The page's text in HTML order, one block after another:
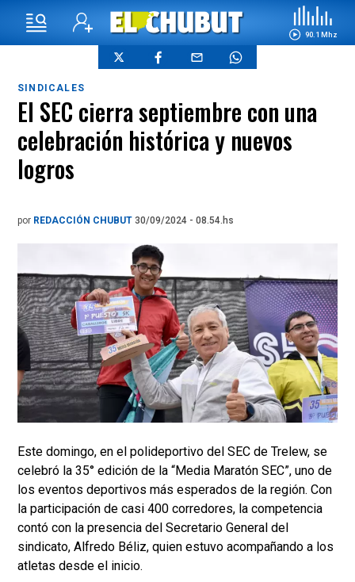
90.1 Mhz
SINDICALES
El SEC cierra septiembre con una
celebración histórica y nuevos
logros
por REDACCIÓN CHUBUT 30/09/2024 - 08.54.hs
Este domingo, en el polideportivo del SEC de Trelew, se
celebró la 35° edición de la “Media Maratón SEC”, uno de
los eventos deportivos más esperados de la región. Con
la participación de casi 400 corredores, la competencia
contó con la presencia del Secretario General del
sindicato, Alfredo Béliz, quien estuvo acompañando a los
atletas desde el inicio.